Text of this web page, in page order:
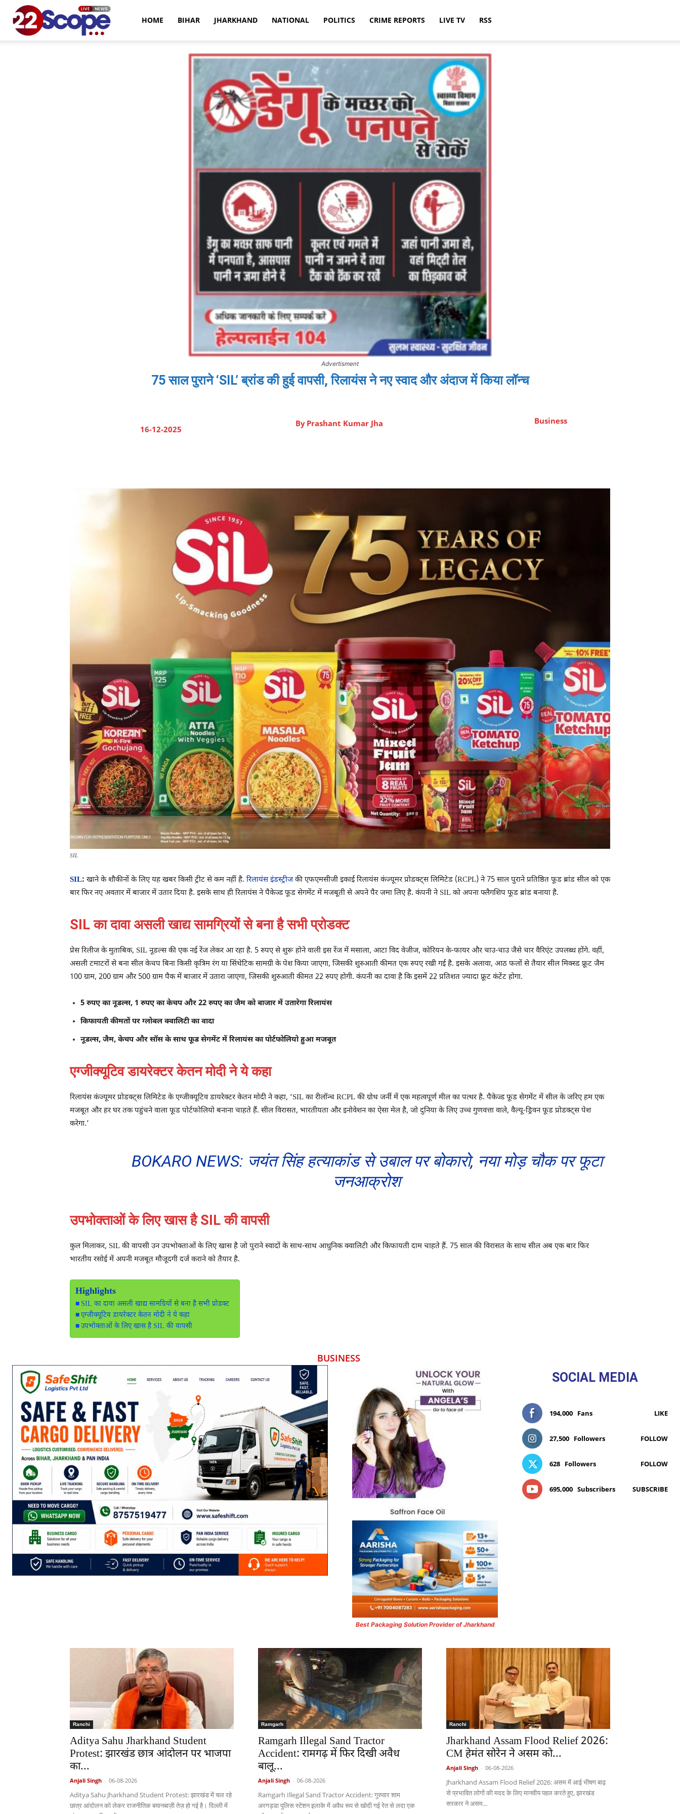
HOME BIHAR JHARKHAND NATIONAL POLITICS CRIME REPORTS LIVE TV RSS
Advertisment
75 साल पुराने ‘SIL’ ब्रांड की हुई वापसी, रिलायंस ने नए स्वाद और अंदाज में किया लॉन्च
16-12-2025
By Prashant Kumar Jha Business
SIL
SIL: खाने के शौकीनों के लिए यह खबर किसी ट्रीट से कम नहीं है. रिलायंस इंडस्ट्रीजकी एफएमसीजी इकाई रिलायंस कंज्यूमर प्रोडक्ट्स लिमिटेड (RCPL) ने 75 साल पुराने प्रतिष्ठित फूड ब्रांड सील को एक
बार फिर नए अवतार में बाजार में उतार दिया है. इसके साथ ही रिलायंस ने पैकेज्ड फूड सेगमेंट में मजबूती से अपने पैर जमा लिए है. कंपनी ने SIL को अपना फ्लैगशिप फूड ब्रांड बनाया है.
SIL का दावा असली खाद्य सामग्रियों से बना है सभी प्रोडक्ट
प्रेस रिलीज के मुताबिक, SIL नूडल्स की एक नई रेंज लेकर आ रहा है. 5 रुपए से शुरू होने वाली इस रेंज में मसाला, आटा विद वेजीज, कोरियन के-फायर और चाउ-चाउ जैसे चार वैरिएंट उपलब्ध होंगे. वहीं,
असली टमाटरों से बना सील केचप बिना किसी कृत्रिम रंग या सिंथेटिक सामग्री के पेश किया जाएगा, जिसकी शुरुआती कीमत एक रुपए रखी गई है. इसके अलावा, आठ फलों से तैयार सील मिक्स्ड फ्रूट जैम
100 ग्राम, 200 ग्राम और 500 ग्राम पैक में बाजार में उतारा जाएगा, जिसकी शुरुआती कीमत 22 रुपए होगी. कंपनी का दावा है कि इसमें 22 प्रतिशत ज्यादा फ्रूट कंटेंट होगा.
5 रुपए का नूडल्स, 1 रुपए का केचप और 22 रुपए का जैम को बाजार में उतारेगा रिलायंस
किफायती कीमतों पर ग्लोबल क्वालिटी का वादा
नूडल्स, जैम, केचप और सॉस के साथ फूड सेगमेंट में रिलायंस का पोर्टफोलियो हुआ मजबूत
एग्जीक्यूटिव डायरेक्टर केतन मोदी ने ये कहा
रिलायंस कंज्यूमर प्रोडक्ट्स लिमिटेड के एग्जीक्यूटिव डायरेक्टर केतन मोदी ने कहा, ‘SIL का रीलॉन्च RCPL की ग्रोथ जर्नी में एक महत्वपूर्ण मील का पत्थर है. पैकेज्ड फूड सेगमेंट में सील के जरिए हम एक
मजबूत और हर घर तक पहुंचने वाला फूड पोर्टफोलियो बनाना चाहते हैं. सील विरासत, भारतीयता और इनोवेशन का ऐसा मेल है, जो दुनिया के लिए उच्च गुणवत्ता वाले, वैल्यू-ड्रिवन फूड प्रोडक्ट्स पेश
करेगा.’
BOKARO NEWS: जयंत सिंह हत्याकांड से उबाल पर बोकारो, नया मोड़ चौक पर फूटा
जनआक्रोश
उपभोक्ताओं के लिए खास है SIL की वापसी
कुल मिलाकर, SIL की वापसी उन उपभोक्ताओं के लिए खास है जो पुराने स्वादों के साथ-साथ आधुनिक क्वालिटी और किफायती दाम चाहते हैं. 75 साल की विरासत के साथ सील अब एक बार फिर
भारतीय रसोई में अपनी मजबूत मौजूदगी दर्ज कराने को तैयार है.
Highlights
SIL का दावा असली खाद्य सामग्रियों से बना है सभी प्रोडक्ट
एग्जीक्यूटिव डायरेक्टर केतन मोदी ने ये कहा
उपभोक्ताओं के लिए खास है SIL की वापसी
BUSINESS
Best Packaging Solution Provider of Jharkhand
SOCIAL MEDIA
194,000 Fans LIKE
27,500 Followers FOLLOW
628 Followers FOLLOW
695,000 Subscribers SUBSCRIBE
Ranchi
Aditya Sahu Jharkhand Student
Protest: झारखंड छात्र आंदोलन पर भाजपा
का...
Anjali Singh - 06-08-2026
Aditya Sahu Jharkhand Student Protest: झारखंड में चल रहे
छात्र आंदोलन को लेकर राजनीतिक बयानबाज़ी तेज़ हो गई है। दिल्ली में
Ramgarh
Ramgarh Illegal Sand Tractor
Accident: रामगढ़ में फिर दिखी अवैध
बालू...
Anjali Singh - 06-08-2026
Ramgarh Illegal Sand Tractor Accident: गुरुवार शाम
अरगड्डा पुलिस स्टेशन इलाके में अवैध रूप से खोदी गई रेत से लदा एक
Ranchi
Jharkhand Assam Flood Relief 2026:
CM हेमंत सोरेन ने असम को...
Anjali Singh - 06-08-2026
Jharkhand Assam Flood Relief 2026: असम में आई भीषण बाढ़
से प्रभावित लोगों की मदद के लिए मानवीय पहल करते हुए, झारखंड
सरकार ने असम...